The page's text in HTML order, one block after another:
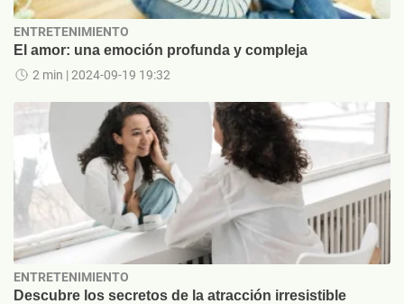
ENTRETENIMIENTO
El amor: una emoción profunda y compleja
2 min | 2024-09-19 19:32
ENTRETENIMIENTO
Descubre los secretos de la atracción irresistible